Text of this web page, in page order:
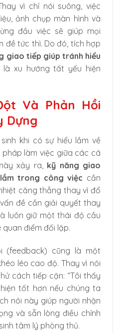
vì chỉ nói suông, việc
ảnh chụp màn hình và
đầu việc sẽ giúp mọi
đề tức thì. Do đó, tích hợp
giao tiếp giúp tránh hiểu
là xu hướng tất yếu hiện
Và Phản Hồi
Dựng
khi có sự hiểu lầm về
làm việc giữa các cá
xảy ra, kỹ năng giao
trong công việc cần
căng thẳng thay vì đổ
đề cần giải quyết thay
luôn giữ một thái độ cầu
điểm đối lập.
(feedback) cũng là một
léo cao độ. Thay vì nói
cách tiếp cận: “Tôi thấy
tốt hơn nếu chúng ta
nói này giúp người nhận
và sẵn lòng điều chỉnh
tâm lý phòng thủ.